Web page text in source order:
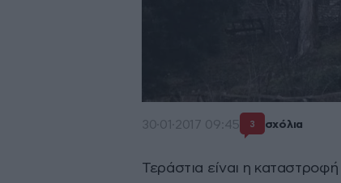
30·01·2017 09:45 3 σχόλια
Τεράστια είναι η